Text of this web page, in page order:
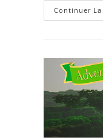
Continuer